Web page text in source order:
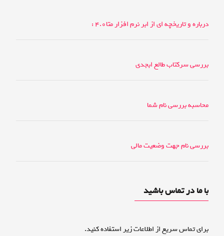
درباره و تاریخچه ای از ابر نرم افزار متا4.0 :
بررسی سرکتاب طالع ابجدی
محاسبه بررسی نام شما
بررسی نام جهت وضعیت مالی
با ما در تماس باشید
برای تماس سریع از اطلاعات زیر استفاده کنید.